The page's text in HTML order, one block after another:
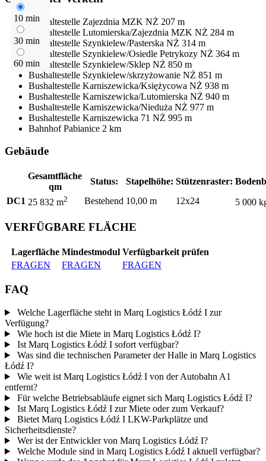
10 min
30 min
60 min
Bushaltestelle Zajezdnia MZK NŻ 207 m
Bushaltestelle Lutomierska/Zajezdnia MZK NŻ 284 m
Bushaltestelle Szynkielew/Pasterska NŻ 314 m
Bushaltestelle Szynkielew/Osiedle Petrykozy NŻ 364 m
Bushaltestelle Szynkielew/Sklep NŻ 850 m
Bushaltestelle Szynkielew/skrzyżowanie NŻ 851 m
Bushaltestelle Karniszewicka/Księżycowa NŻ 938 m
Bushaltestelle Karniszewicka/Lutomierska NŻ 940 m
Bushaltestelle Karniszewicka/Nieduża NŻ 977 m
Bushaltestelle Karniszewicka 71 NŻ 995 m
Bahnhof Pabianice 2 km
Gebäude
Gesamtfläche
qm
Status: Stapelhöhe: Stützenraster:
DC1 25 832 m2 Bestehend 10,00 m 12x24 5 000
VERFÜGBARE FLÄCHE
Lagerfläche Mindestmodul Verfügbarkeit prüfen
FRAGEN
FRAGEN FRAGEN
FAQ
Welche Lagerfläche steht in Marq Logistics Łódź I zur
Verfügung?
Wie hoch ist die Miete in Marq Logistics Łódź I?
Ist Marq Logistics Łódź I sofort verfügbar?
Was sind die technischen Parameter der Halle in Marq Logistics
Łódź I?
Wie weit ist Marq Logistics Łódź I von der Autobahn A1
entfernt?
Für welche Betriebsabläufe eignet sich Marq Logistics Łódź I?
Ist Marq Logistics Łódź I zur Miete oder zum Verkauf?
Bietet Marq Logistics Łódź I LKW-Parkplätze und
Sicherheitsdienste?
Wer ist der Entwickler von Marq Logistics Łódź I?
Welche Module sind in Marq Logistics Łódź I aktuell verfügbar?